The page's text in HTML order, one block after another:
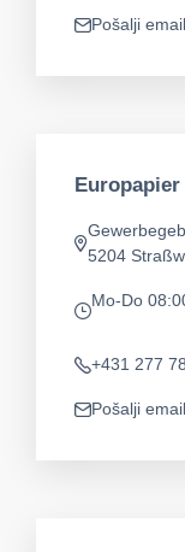
app.mail
Pošalji email
app.address
5204
app.opening-
Mo-Do
Telefon
+431 277
app.mail
Pošalji email